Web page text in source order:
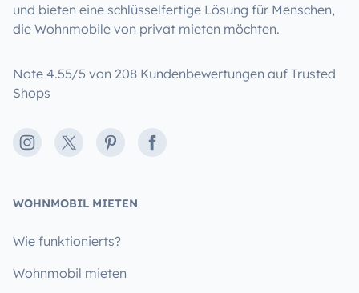
und bieten eine schlüsselfertige Lösung für Menschen,
die Wohnmobile von privat mieten möchten.
Note 4.55/5 von 208 Kundenbewertungen auf Trusted
Shops
Instagram
X PinterestFacebook
WOHNMOBIL MIETEN
Wie funktionierts?
Wohnmobil mieten